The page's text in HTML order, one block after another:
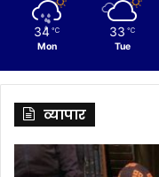
34 ℃
Mon
33 ℃
Tue
व्यापार